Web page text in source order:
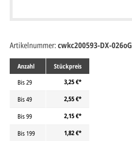
Anzahl
Stückpreis
Bis29
3,25 €*
Bis49
2,55 €*
Bis99
2,15 €*
Bis 199
1,82 €*
Artikelnummer:cwkc200593-DX-026oG